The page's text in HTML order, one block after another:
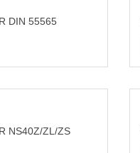
DIN 55565
NS40Z/ZL/ZS